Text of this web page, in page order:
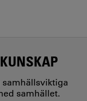
samhället.